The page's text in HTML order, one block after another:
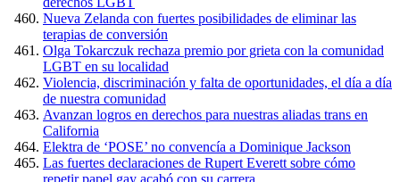
Nueva Zelanda con fuertes posibilidades de eliminar las
terapias de conversión
Olga Tokarczuk rechaza premio por grieta con la comunidad
LGBT en su localidad
Violencia, discriminación y falta de oportunidades, el día a día
de nuestra comunidad
Avanzan logros en derechos para nuestras aliadas trans en
California
Elektra de ‘POSE’ no convencía a Dominique Jackson
Las fuertes declaraciones de Rupert Everett sobre cómo
repetir papel gay acabó con su carrera